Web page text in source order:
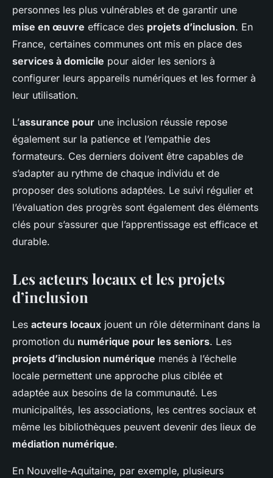
personnes les plus vulnérables et de garantir une
mise en œuvre efficace des projets d’inclusion. En
France, certaines communes ont mis en place des
services à domicile pour aider les seniors à
configurer leurs appareils numériques et les former à
leur utilisation.
L’assurance pour une inclusion réussie repose
également sur la patience et l’empathie des
formateurs. Ces derniers doivent être capables de
s’adapter au rythme de chaque individu et de
proposer des solutions adaptées. Le suivi régulier et
l’évaluation des progrès sont également des éléments
clés pour s’assurer que l’apprentissage est efficace et
durable.
Les acteurs locaux et les projets
d’inclusion
Les acteurs locaux jouent un rôle déterminant dans la
promotion du numérique pour les seniors. Les
projets d’inclusion numérique menés à l’échelle
locale permettent une approche plus ciblée et
adaptée aux besoins de la communauté. Les
municipalités, les associations, les centres sociaux et
même les bibliothèques peuvent devenir des lieux de
médiation numérique.
En Nouvelle-Aquitaine, par exemple, plusieurs